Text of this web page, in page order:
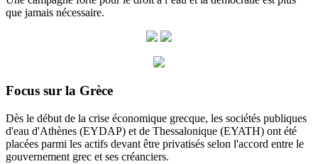
que jamais nécessaire.
Focus sur la Grèce
Dès le début de la crise économique grecque, les sociétés publiques
d'eau d'Athènes (EYDAP) et de Thessalonique (EYATH) ont été
placées parmi les actifs devant être privatisés selon l'accord entre le
gouvernement grec et ses créanciers.